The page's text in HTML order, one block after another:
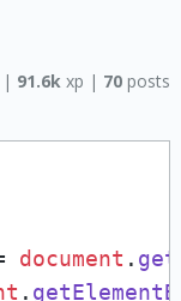
| 91.6k xp | 70posts
document .
.